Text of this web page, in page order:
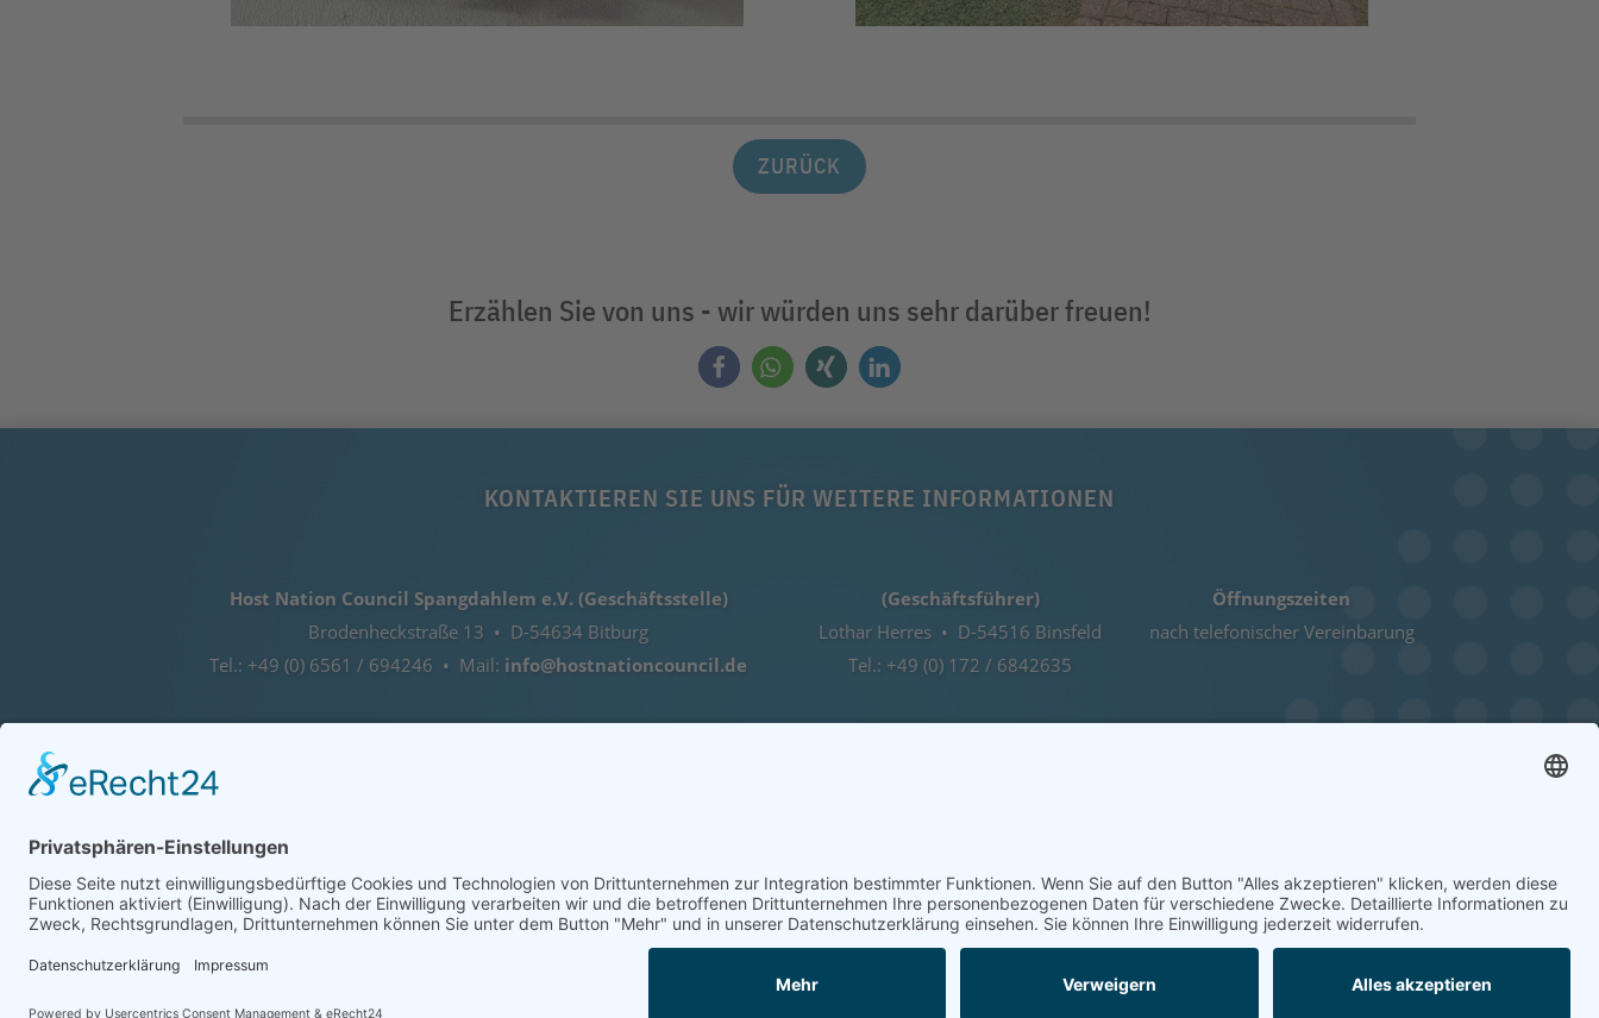
ZURÜCK
Erzählen Sie von uns - wir würden uns sehr darüber freuen!
KONTAKTIEREN SIE UNS FÜR WEITERE INFORMATIONEN
Host Nation Council Spangdahlem e.V. (Geschäftsstelle)
Brodenheckstraße 13 • D-54634 Bitburg
Tel.: +49 (0) 6561 / 694246 • Mail: info@hostnationcouncil.de
(Geschäftsführer)
Lothar Herres • D-54516 Binsfeld
Tel.: +49 (0) 172 / 6842635
Öffnungszeiten
nach telefonischer Vereinbarung